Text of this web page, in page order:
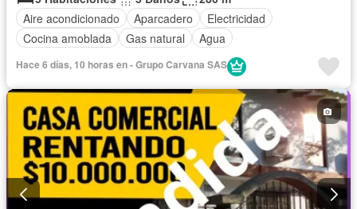
Aire acondicionado
Aparcadero
Electricidad
Cocina amoblada
Gas natural Agua
Hace 6 días, 10 horas en - Grupo Carvana SAS